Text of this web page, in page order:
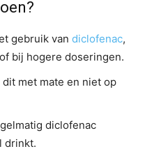
gebruik van diclofenac,
bij hogere doseringen.
dit met mate en niet op
diclofenac
drinkt.